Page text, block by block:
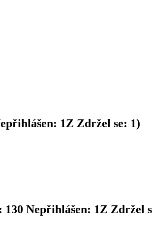
1Z Zdržel se: 1)
130 Nepřihlášen: 1Z Zdržel